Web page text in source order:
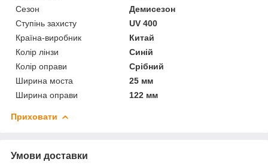
Сезон
Демисезон
Ступінь захисту
UV 400
Країна-виробник
Китай
Колір лінзи
Синій
Колір оправи
Срібний
Ширина моста
25 мм
Ширина оправи
122 мм
Приховати
Умови доставки